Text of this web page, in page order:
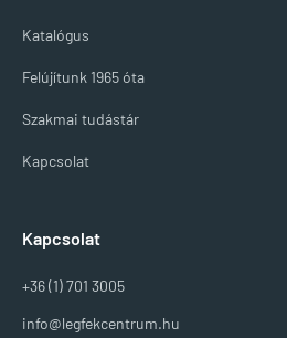
Katalógus
Felújítunk 1965 óta
Szakmai tudástár
Kapcsolat
Kapcsolat
+36 (1) 701 3005
info@legfekcentrum.hu